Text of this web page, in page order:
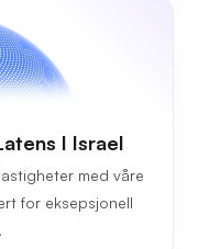
I Israel
med våre
for eksepsjonell